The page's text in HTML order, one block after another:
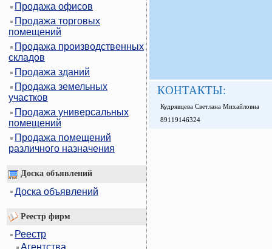
Продажа офисов
Продажа торговых
помещений
Продажа производственных
складов
Продажа зданий
Продажа земельных
участков
Продажа универсальных
помещений
Продажа помещений
различного назначения
Доска объявлений
Доска объявлений
Реестр фирм
Реестр
КОНТАКТЫ:
Кудрявцева Светлана Михайловна
89119146324